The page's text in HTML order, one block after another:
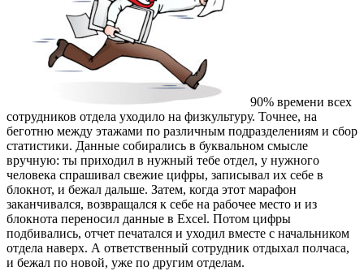
90% времени всех
сотрудников отдела уходило на физкультуру. Точнее, на
беготню между этажами по различным подразделениям и сбор
статистики. Данные собирались в буквальном смысле
вручную: ты приходил в нужный тебе отдел, у нужного
человека спрашивал свежие цифры, записывал их себе в
блокнот, и бежал дальше. Затем, когда этот марафон
заканчивался, возвращался к себе на рабочее место и из
блокнота переносил данные в Excel. Потом цифры
подбивались, отчет печатался и уходил вместе с начальником
отдела наверх. А ответственный сотрудник отдыхал полчаса,
и бежал по новой, уже по другим отделам.